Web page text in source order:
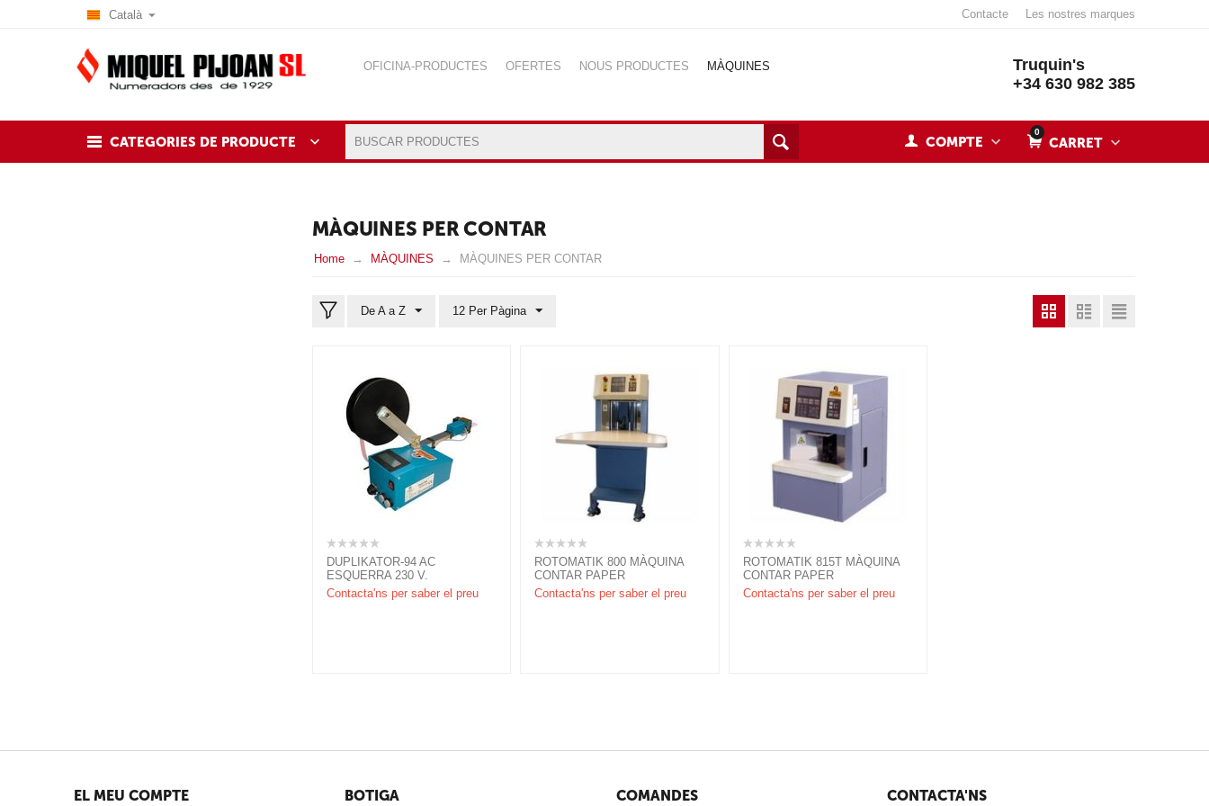
Català Contacte Les nostres marques
OFICINA-PRODUCTES OFERTES NOUS PRODUCTES MÀQUINES
Truquin's
+34 630 982 385
CATEGORIES DE PRODUCTE
0
CARRET
COMPTE
MÀQUINES PER CONTAR
Home MÀQUINES MÀQUINES PER CONTAR
De A a Z 12 Per Pàgina
DUPLIKATOR-94 AC
ESQUERRA 230 V.
Contacta'ns per saber el preu
ROTOMATIK 800 MÀQUINA
CONTAR PAPER
Contacta'ns per saber el preu
ROTOMATIK 815T MÀQUINA
CONTAR PAPER
Contacta'ns per saber el preu
EL MEU COMPTE BOTIGA COMANDES CONTACTA'NS